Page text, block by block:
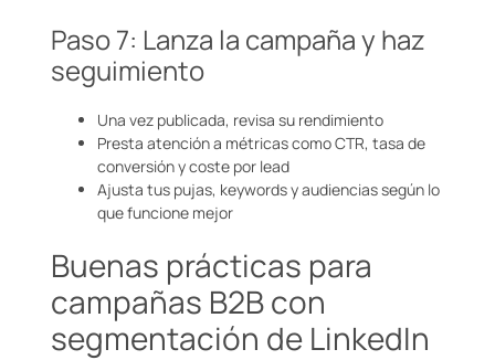
Paso 7: Lanza la campaña y haz
seguimiento
Una vez publicada, revisa su rendimiento
Presta atención a métricas como CTR, tasa de
conversión y coste por lead
Ajusta tus pujas, keywords y audiencias según lo
que funcione mejor
Buenas prácticas para
campañas B2B con
segmentación de LinkedIn